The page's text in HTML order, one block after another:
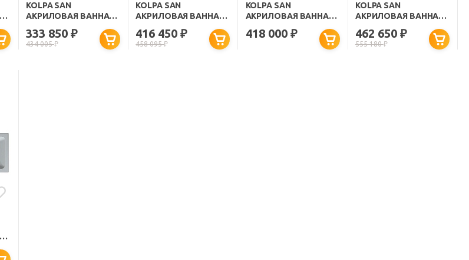
KOLPA SAN
АКРИЛОВАЯ ВАННА
ELEKTRA SUPERIOR
170X80
333 850 ₽
434 005₽
KOLPA SAN
АКРИЛОВАЯ ВАННА
ELEKTRA MAGIC
170X75
416 450₽
458 095₽
KOLPA SAN
АКРИЛОВАЯ ВАННА
ELEKTRA MAGIC
170X80
418 000 ₽
KOLPA SAN
АКРИЛОВАЯ ВАННА
ELEKTRA SPECIAL
170X75
462 650 ₽
555 180₽